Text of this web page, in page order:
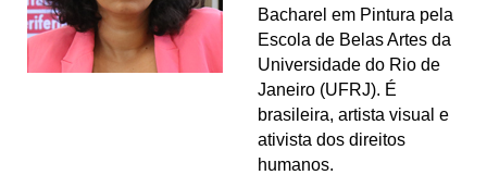
Bacharel em Pintura pela
Escola de Belas Artes da
Universidade do Rio de
Janeiro (UFRJ). É
brasileira, artista visual e
ativista dos direitos
humanos.